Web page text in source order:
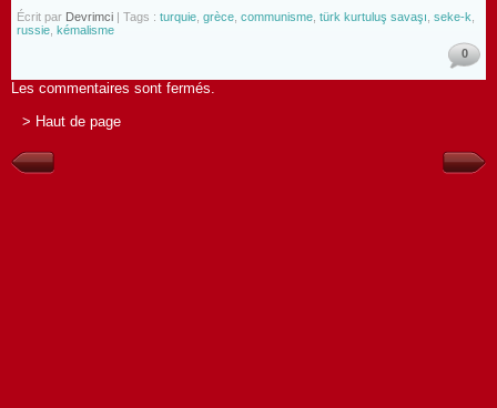
Écrit par Devrimci | Tags : turquie grèce communisme türk kurtuluş savaşı seke-k
russie kémalisme
0
Les commentaires sont fermés.
> Haut de page